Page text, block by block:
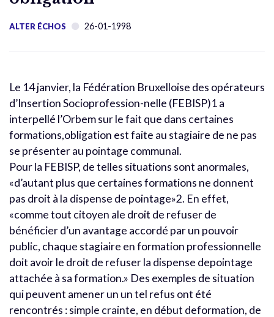
ALTER ÉCHOS 26-01-1998
Le 14 janvier, la Fédération Bruxelloise des opérateurs
d’Insertion Socioprofession-nelle (FEBISP)1 a
interpellé l’Orbem sur le fait que dans certaines
formations,obligation est faite au stagiaire de ne pas
se présenter au pointage communal.
Pour la FEBISP, de telles situations sont anormales,
«d’autant plus que certaines formations ne donnent
pas droit à la dispense de pointage»2. En effet,
«comme tout citoyen ale droit de refuser de
bénéficier d’un avantage accordé par un pouvoir
public, chaque stagiaire en formation professionnelle
doit avoir le droit de refuser la dispense depointage
attachée à sa formation.» Des exemples de situation
qui peuvent amener un un tel refus ont été
rencontrés : simple crainte, en début deformation, de